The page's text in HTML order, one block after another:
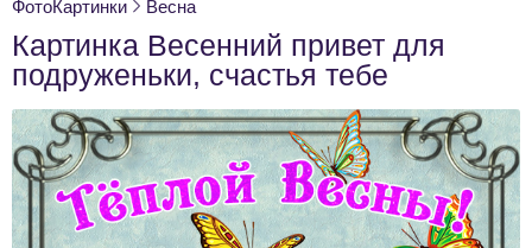
ФотоКартинки Весна
Картинка Весенний привет для
подруженьки, счастья тебе